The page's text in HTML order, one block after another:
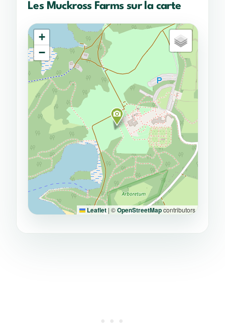
Les Muckross Farms sur la carte
+
−
Leaflet | ©OpenStreetMapcontributors